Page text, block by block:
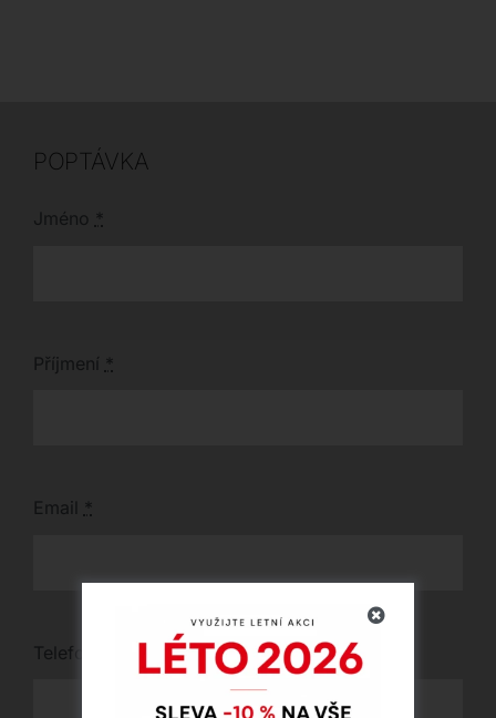
POPTÁVKA
Jméno *
Příjmení *
Email *
Telefon